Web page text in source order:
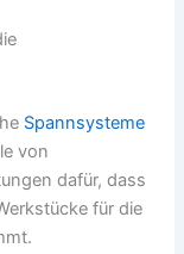
Spannsysteme
von
dafür, dass
für die